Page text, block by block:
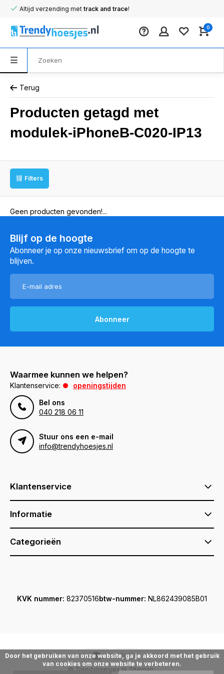
Altijd verzending met track and trace!
0
Terug
Producten getagd met
modulek-iPhoneB-C020-IP13
Filters
Geen producten gevonden!...
Blijf op de hoogte
Abonneer je op onze nieuwsbrief om op de hoogte te
blijven.
Abonneer
Waarmee kunnen we helpen?
Klantenservice:
openingstijden
Bel ons
040 218 06 11
Stuur ons een e-mail
info@trendyhoesjes.nl
Klantenservice
Informatie
Categorieën
KVK nummer: 82370516btw-nummer: NL862439085B01
© Trendyhoesjes.nl Sitemap
Door het gebruiken van onze website, ga je akkoord met het gebruik
van cookies om onze website te verbeteren.